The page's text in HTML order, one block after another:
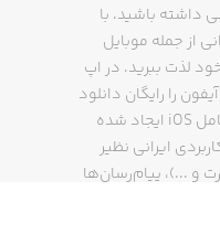
داشته باشید. با
از جمله موبایل
لذت ببرید. در اپ
را رایگان دانلود
کنید و از مشکلاتی که برای کاربران ایرانی سیستم عامل iOS ایجاد شده
ایرانی نظیر
و ...)، پیام‌رسان‌ها